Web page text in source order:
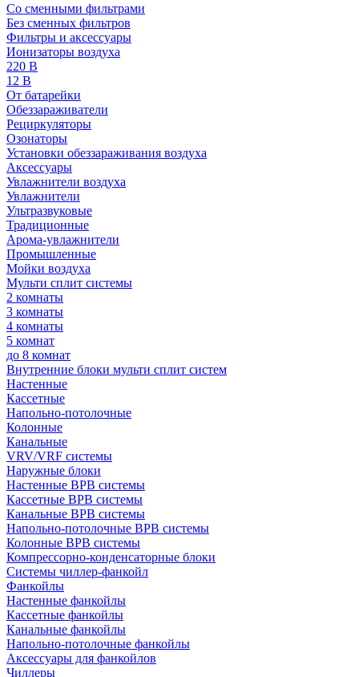
Cо сменными фильтрами
Без сменных фильтров
Фильтры и аксессуары
Ионизаторы воздуха
220 В
12 В
От батарейки
Обеззараживатели
Рециркуляторы
Озонаторы
Установки обеззараживания воздуха
Аксессуары
Увлажнители воздуха
Увлажнители
Ультразвуковые
Традиционные
Арома-увлажнители
Промышленные
Мойки воздуха
Мульти сплит системы
2 комнаты
3 комнаты
4 комнаты
5 комнат
до 8 комнат
Внутренние блоки мульти сплит систем
Настенные
Кассетные
Напольно-потолочные
Колонные
Канальные
VRV/VRF системы
Наружные блоки
Настенные ВРВ системы
Кассетные ВРВ системы
Канальные ВРВ системы
Напольно-потолочные ВРВ системы
Колонные ВРВ системы
Компрессорно-конденсаторные блоки
Системы чиллер-фанкойл
Фанкойлы
Настенные фанкойлы
Кассетные фанкойлы
Канальные фанкойлы
Напольно-потолочные фанкойлы
Аксессуары для фанкойлов
Чиллеры